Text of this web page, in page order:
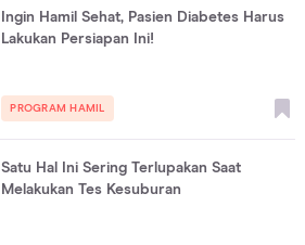
Ingin Hamil Sehat, Pasien Diabetes Harus
Lakukan Persiapan Ini!
PROGRAM HAMIL
Satu Hal Ini Sering Terlupakan Saat
Melakukan Tes Kesuburan